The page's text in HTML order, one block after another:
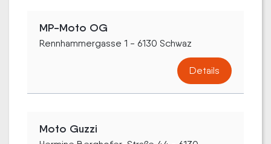
MP-Moto OG
Rennhammergasse 1 - 6130 Schwaz
Details
Moto Guzzi